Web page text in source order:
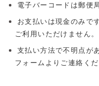
電子バーコードは郵便
お支払いは現金のみで
ご利用いただけません。
支払い方法で不明点が
フォームよりご連絡くだ